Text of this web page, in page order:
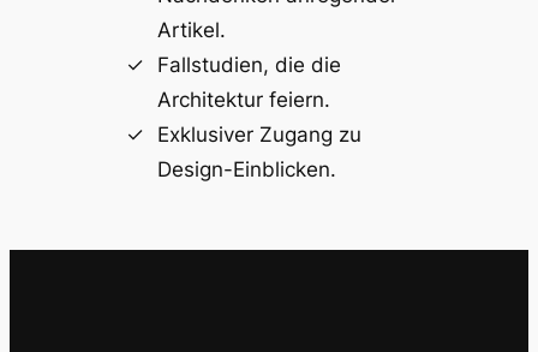
Artikel.
Fallstudien, die die
Architektur feiern.
Exklusiver Zugang zu
Design-Einblicken.